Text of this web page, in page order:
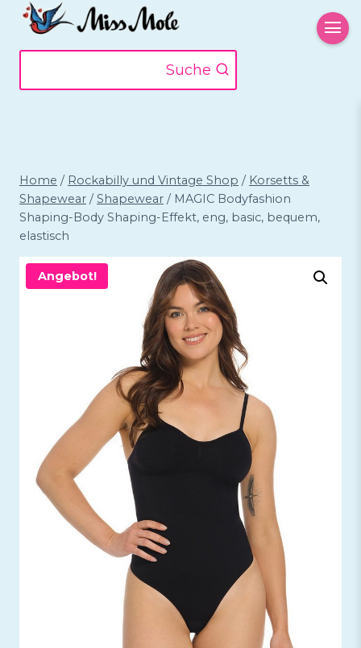
Zum
Inhalt
springen
Suche
Home / Rockabilly und Vintage Shop / Korsetts &
Shapewear / Shapewear / MAGIC Bodyfashion
Shaping-Body Shaping-Effekt, eng, basic, bequem,
elastisch
Angebot!